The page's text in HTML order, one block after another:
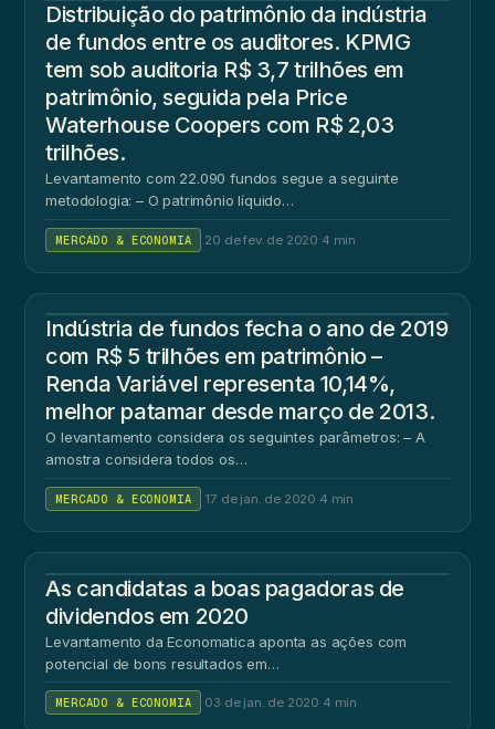
Distribuição do patrimônio da indústria
de fundos entre os auditores. KPMG
tem sob auditoria R$ 3,7 trilhões em
patrimônio, seguida pela Price
Waterhouse Coopers com R$ 2,03
trilhões.
Levantamento com 22.090 fundos segue a seguinte
metodologia: – O patrimônio líquido…
MERCADO & ECONOMIA 20 de fev. de 2020 4 min
Indústria de fundos fecha o ano de 2019
com R$ 5 trilhões em patrimônio –
Renda Variável representa 10,14%,
melhor patamar desde março de 2013.
O levantamento considera os seguintes parâmetros: – A
amostra considera todos os…
MERCADO & ECONOMIA 17 de jan. de 2020 4 min
As candidatas a boas pagadoras de
dividendos em 2020
Levantamento da Economatica aponta as ações com
potencial de bons resultados em…
MERCADO & ECONOMIA 03 de jan. de 2020 4 min